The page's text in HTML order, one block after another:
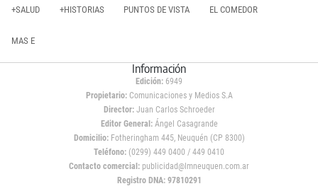
+SALUD +HISTORIAS PUNTOS DE VISTA EL COMEDOR
MAS E
Información
Edición: 6949
Propietario:Comunicaciones y Medios S.A
Director: Juan Carlos Schroeder
Editor General:Ángel Casagrande
Domicilio:Fotheringham 445, Neuquén (CP 8300)
Teléfono: (0299) 449 0400 / 449 0410
Contacto comercial: publicidad@lmneuquen.com.ar
Registro DNA: 97810291